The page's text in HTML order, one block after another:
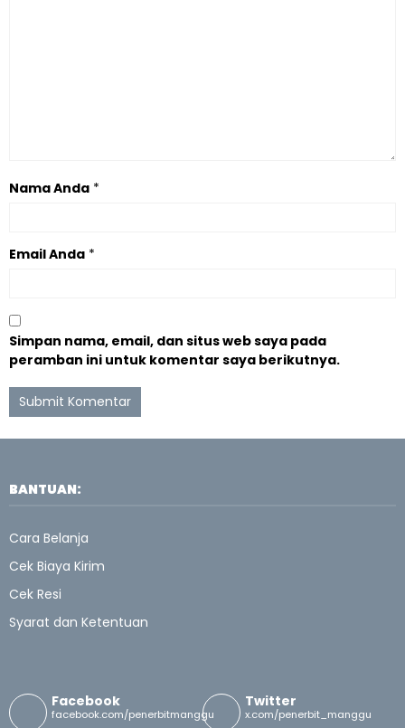
Nama Anda *
Email Anda *
Simpan nama, email, dan situs web saya pada
peramban ini untuk komentar saya berikutnya.
BANTUAN:
Cara Belanja
Cek Biaya Kirim
Cek Resi
Syarat dan Ketentuan
Facebook
facebook.com/penerbitmanggu
Twitter
x.com/penerbit_manggu